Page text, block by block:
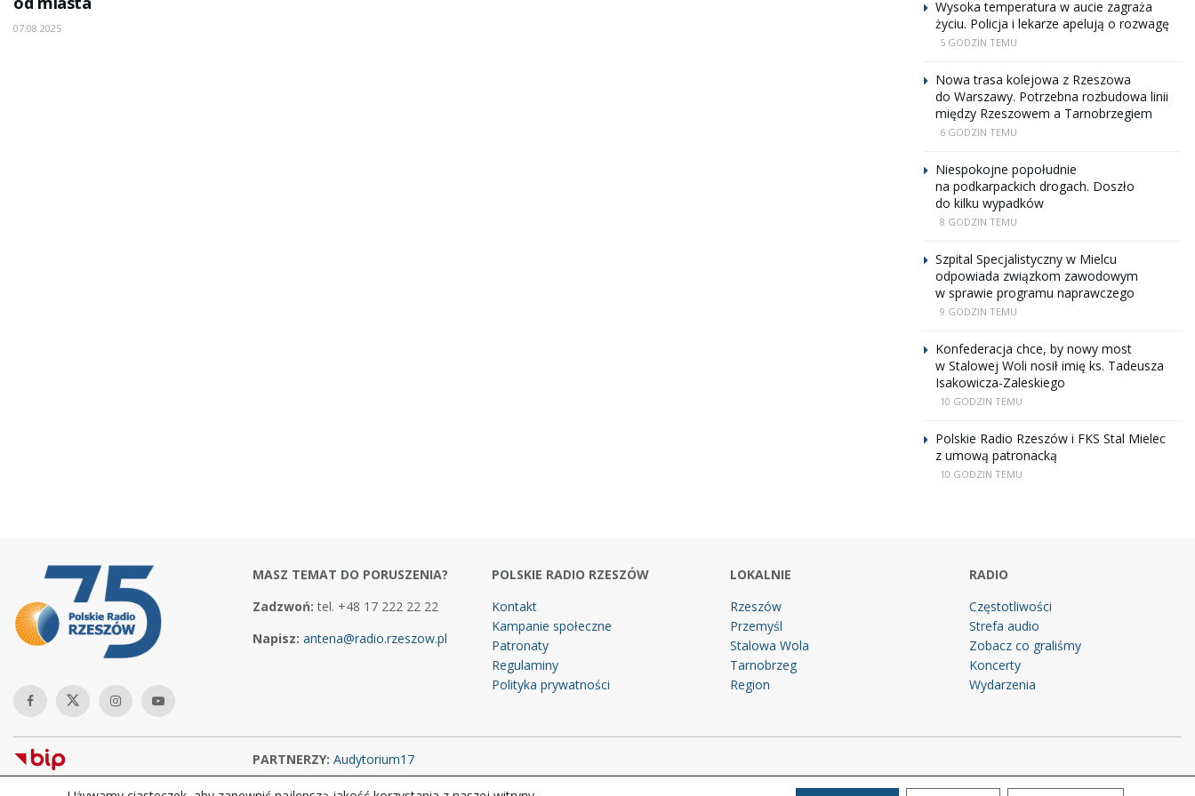
07.08.2025
Wysoka temperatura w aucie zagraża
życiu. Policja i lekarze apelują o rozwagę
5 GODZIN TEMU
Nowa trasa kolejowa z Rzeszowa
do Warszawy. Potrzebna rozbudowa linii
między Rzeszowem a Tarnobrzegiem
6 GODZIN TEMU
Niespokojne popołudnie
na podkarpackich drogach. Doszło
do kilku wypadków
8 GODZIN TEMU
Szpital Specjalistyczny w Mielcu
odpowiada związkom zawodowym
w sprawie programu naprawczego
9 GODZIN TEMU
Konfederacja chce, by nowy most
w Stalowej Woli nosił imię ks. Tadeusza
Isakowicza-Zaleskiego
10 GODZIN TEMU
Polskie Radio Rzeszów i FKS Stal Mielec
z umową patronacką
10 GODZIN TEMU
MASZ TEMAT DO PORUSZENIA?
Zadzwoń: tel. +48 17 222 22 22
Napisz: antena@radio.rzeszow.pl
POLSKIE RADIO RZESZÓW
Kontakt
Kampanie społeczne
Patronaty
Regulaminy
Polityka prywatności
LOKALNIE
Rzeszów
Przemyśl
Stalowa Wola
Tarnobrzeg
Region
RADIO
Częstotliwości
Strefa audio
Zobacz co graliśmy
Koncerty
Wydarzenia
PARTNERZY: Audytorium17